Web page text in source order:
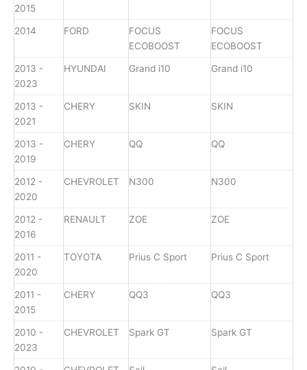
2015
2014 FORD
FOCUS
ECOBOOST
FOCUS
ECOBOOST
2013 -
2023
HYUNDAI Grand i10 Grand i10
2013 -
2021
CHERY SKIN SKIN
2013 -
2019
CHERY QQ QQ
2012 -
2020
CHEVROLET N300 N300
2012 -
2016
RENAULT ZOE ZOE
2011 -
2020
TOYOTA Prius C Sport Prius C Sport
2011 -
2015
CHERY QQ3 QQ3
2010 -
2023
CHEVROLET Spark GT Spark GT